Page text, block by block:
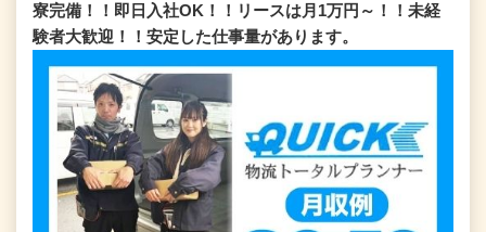
寮完備！！即日入社OK！！リースは月1万円～！！未経
験者大歓迎！！安定した仕事量があります。